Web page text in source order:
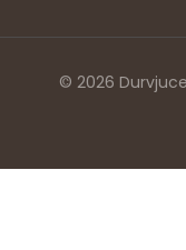
© 2026